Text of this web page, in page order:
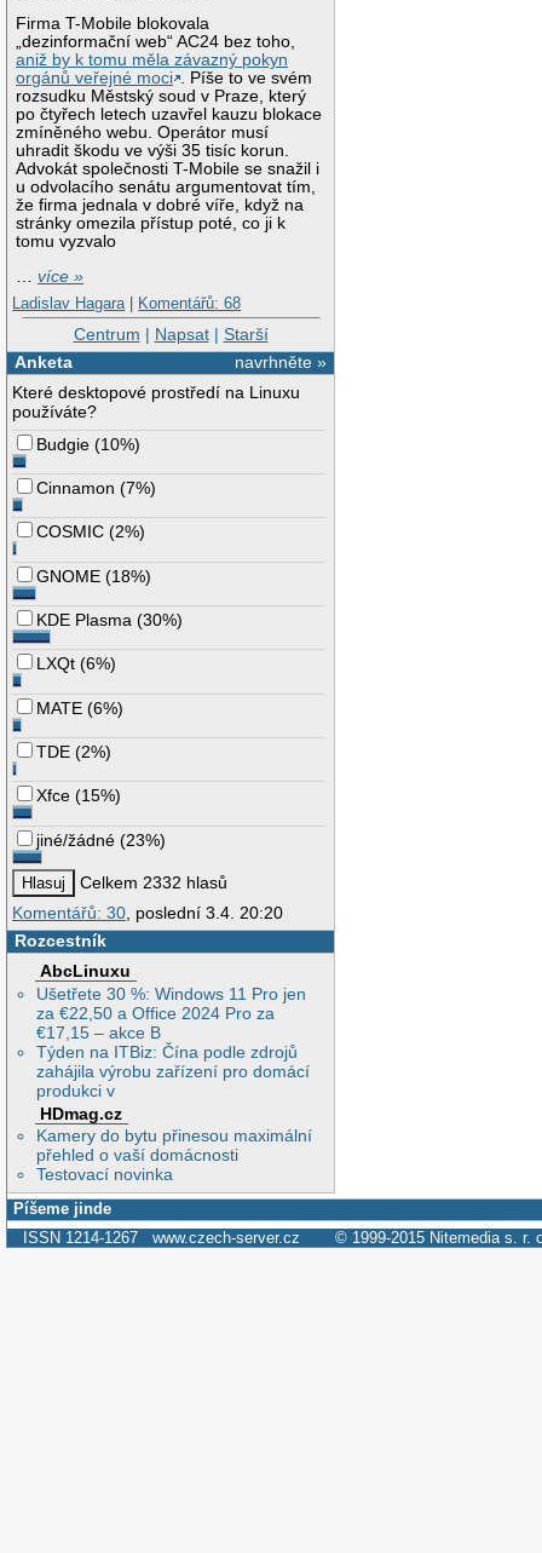
Firma T-Mobile blokovala
„dezinformační web“ AC24 bez toho,
aniž by k tomu měla závazný pokyn
orgánů veřejné moci . Píše to ve svém
rozsudku Městský soud v Praze, který
po čtyřech letech uzavřel kauzu blokace
zmíněného webu. Operátor musí
uhradit škodu ve výši 35 tisíc korun.
Advokát společnosti T-Mobile se snažil i
u odvolacího senátu argumentovat tím,
že firma jednala v dobré víře, když na
stránky omezila přístup poté, co ji k
tomu vyzvalo
…více »
Ladislav Hagara | Komentářů: 68
Centrum | Napsat| Starší
navrhněte »
Anketa
Které desktopové prostředí na Linuxu
používáte?
Budgie (10%)
Cinnamon (7%)
COSMIC (2%)
GNOME (18%)
KDE Plasma (30%)
LXQt (6%)
MATE (6%)
TDE (2%)
Xfce (15%)
jiné/žádné (23%)
Celkem 2332 hlasů
Komentářů: 30, poslední 3.4. 20:20
Rozcestník
AbcLinuxu
Ušetřete 30 %: Windows 11 Pro jen
za €22,50 a Office 2024 Pro za
€17,15 – akce B
Týden na ITBiz: Čína podle zdrojů
zahájila výrobu zařízení pro domácí
produkci v
HDmag.cz
Kamery do bytu přinesou maximální
přehled o vaší domácnosti
Testovací novinka
Píšeme jinde
ISSN 1214-1267 www.czech-server.cz © 1999-2015 Nitemedia s. r.